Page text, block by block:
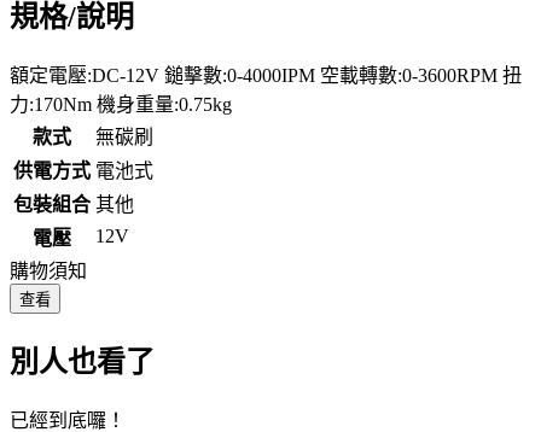
規格/說明
額定電壓:DC-12V 鎚擊數:0-4000IPM 空載轉數:0-3600RPM 扭
力:170Nm 機身重量:0.75kg
款式
無碳刷
供電方式 電池式
包裝組合 其他
電壓
12V
購物須知
查看
別人也看了
已經到底囉！